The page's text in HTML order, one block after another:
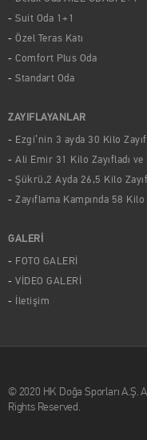
Suit Oda 1+1
Özel Teras Katı
Comfort Plus Oda
Standart Oda
ZAYIFLAYANLAR
Ezgi’nin 3 ayda 30 Kilo
Ali Emir 31 Kilo Zayıfladı
Şükrü,2 Ayda 26,5 Kilo
Zayıflama Kampında 58 Kilo
GALERİ
FOTO GALERİ
VİDEO GALERİ
İletişim
© 2020 HK Doğa Sporları A.Ş.
Rights Reserved.